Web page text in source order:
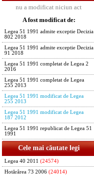
nu a modificat niciun act
A fost modificat de:
Legea 51 1991 admite exceptie Decizia
802 2018
Legea 51 1991 admite exceptie Decizia
91 2018
Legea 51 1991 completat de Legea 2
2016
Legea 51 1991 completat de Legea
255 2013
Legea 51 1991 modificat de Legea
255 2013
Legea 51 1991 modificat de Legea
187 2012
Legea 51 1991 republicat de Legea 51
1991
Cele mai căutate legi
Legea 40 2011 (24574)
Hotărârea 73 2006 (24014)